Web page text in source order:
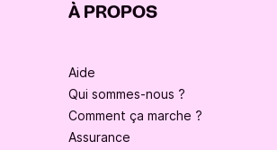
À PROPOS
Aide
Qui sommes-nous ?
Comment ça marche ?
Assurance